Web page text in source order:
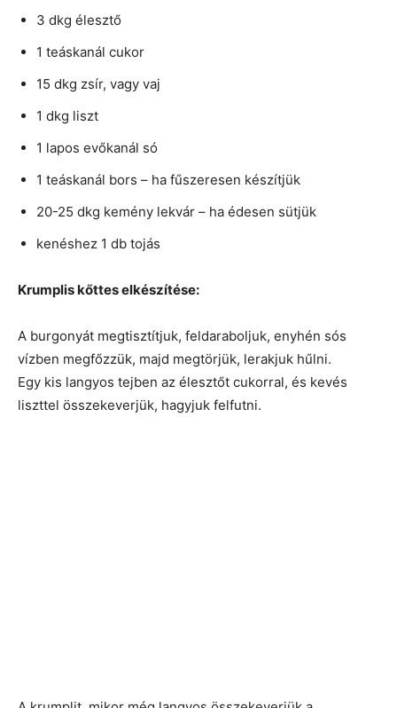
3 dkg élesztő
1 teáskanál cukor
15 dkg zsír, vagy vaj
1 dkg liszt
1 lapos evőkanál só
1 teáskanál bors – ha fűszeresen készítjük
20-25 dkg kemény lekvár – ha édesen sütjük
kenéshez 1 db tojás
Krumplis kőttes elkészítése:
A burgonyát megtisztítjuk, feldaraboljuk, enyhén sós
vízben megfőzzük, majd megtörjük, lerakjuk hűlni.
Egy kis langyos tejben az élesztőt cukorral, és kevés
liszttel összekeverjük, hagyjuk felfutni.